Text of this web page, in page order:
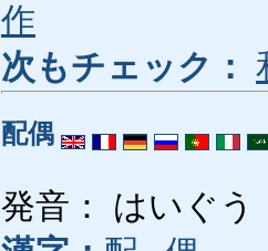
作
次もチェック：
配偶
発音： はいぐう